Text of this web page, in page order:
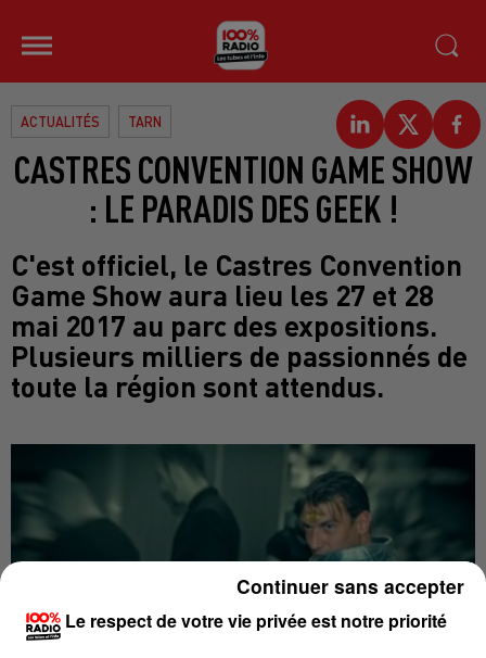
ACTUALITÉS TARN
CASTRES CONVENTION GAME SHOW
: LE PARADIS DES GEEK !
C'est officiel, le Castres Convention
Game Show aura lieu les 27 et 28
mai 2017 au parc des expositions.
Plusieurs milliers de passionnés de
toute la région sont attendus.
Le respect de votre vie privée est notre priorité
Continuer sans accepter